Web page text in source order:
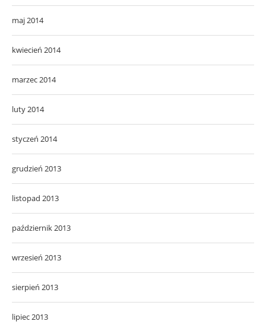
maj 2014
kwiecień 2014
marzec 2014
luty 2014
styczeń 2014
grudzień 2013
listopad 2013
październik 2013
wrzesień 2013
sierpień 2013
lipiec 2013